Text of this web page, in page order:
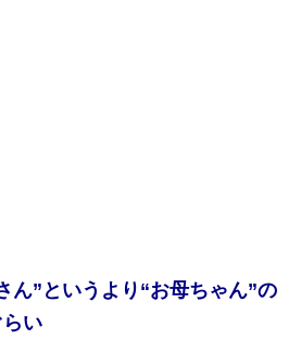
ん”というより“お母ちゃん”の
い